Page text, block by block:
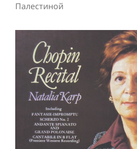
Палестиной